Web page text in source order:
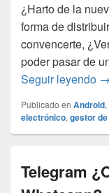
¿Harto de la
forma de
convencerte,
poder pasar de
Seguir leyendo →
Publicado en Android,
electrónico, gestor
Telegram